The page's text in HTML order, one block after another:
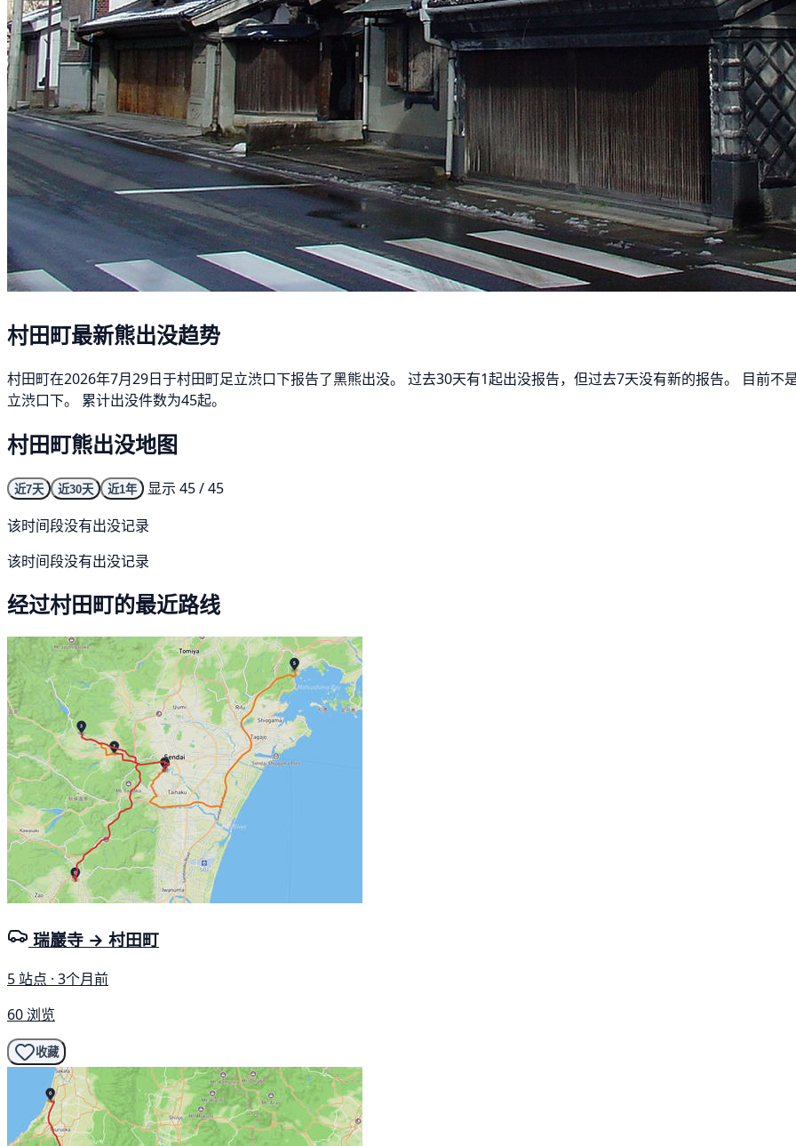
村田町最新熊出没趋势
村田町在2026年7月29日于村田町足立渋口下报告了黑熊出没。 过去30天有1起出没报告，但过去7天没有新的报告。 目前
立渋口下。 累计出没件数为45起。
村田町熊出没地图
近7天 近30天 近1年
显示 45 / 45
该时间段没有出没记录
该时间段没有出没记录
经过村田町的最近路线
瑞巖寺 → 村田町
5 站点 · 3个月前
60 浏览
收藏